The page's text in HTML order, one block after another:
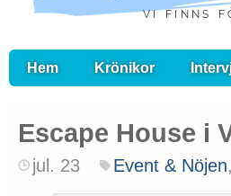
Hem Krönikor
Escape House i
jul. 23 Event & Nöjen,